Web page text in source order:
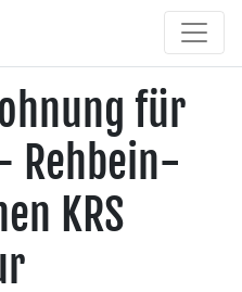
für
Rehbein-
KRS